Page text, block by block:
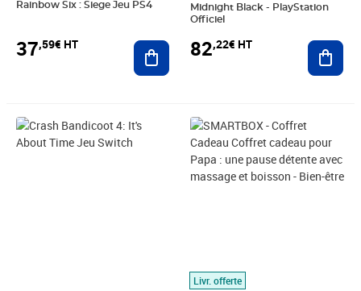
Rainbow Six : Siege Jeu PS4
37,59€ HT Ajouter au panier
Midnight Black - PlayStation
Officiel
82,22€ HT
Prix 23,79€ HT
Livr. offerte
Prix 29,08€ HT